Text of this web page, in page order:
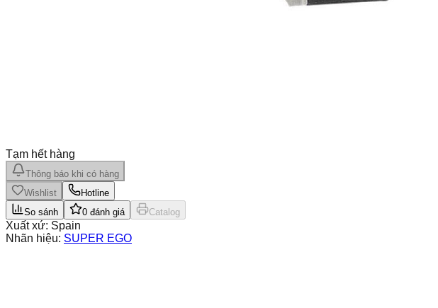
Tạm hết hàng
Thông báo khi có hàng
Wishlist
Hotline
So sánh
0 đánh giá Catalog
Xuất xứ: Spain
Nhãn hiệu: SUPER EGO